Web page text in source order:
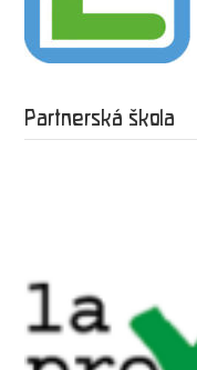
Partnerská škola